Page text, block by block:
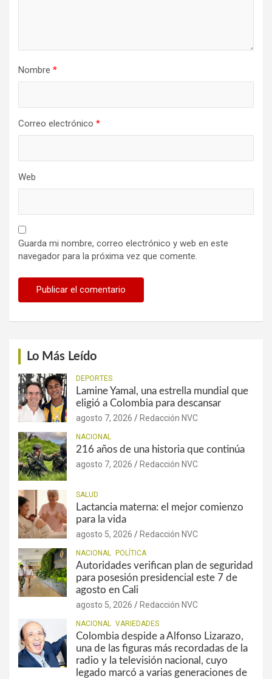
Nombre *
Correo electrónico *
Web
Guarda mi nombre, correo electrónico y web en este
navegador para la próxima vez que comente.
Lo Más Leído
DEPORTES
Lamine Yamal, una estrella mundial que
eligió a Colombia para descansar
agosto 7, 2026 Redacción NVC
NACIONAL
216 años de una historia que continúa
agosto 7, 2026 Redacción NVC
SALUD
Lactancia materna: el mejor comienzo
para la vida
agosto 5, 2026 Redacción NVC
NACIONAL POLÍTICA
Autoridades verifican plan de seguridad
para posesión presidencial este 7 de
agosto en Cali
agosto 5, 2026 Redacción NVC
NACIONAL VARIEDADES
Colombia despide a Alfonso Lizarazo,
una de las figuras más recordadas de la
radio y la televisión nacional, cuyo
legado marcó a varias generaciones de